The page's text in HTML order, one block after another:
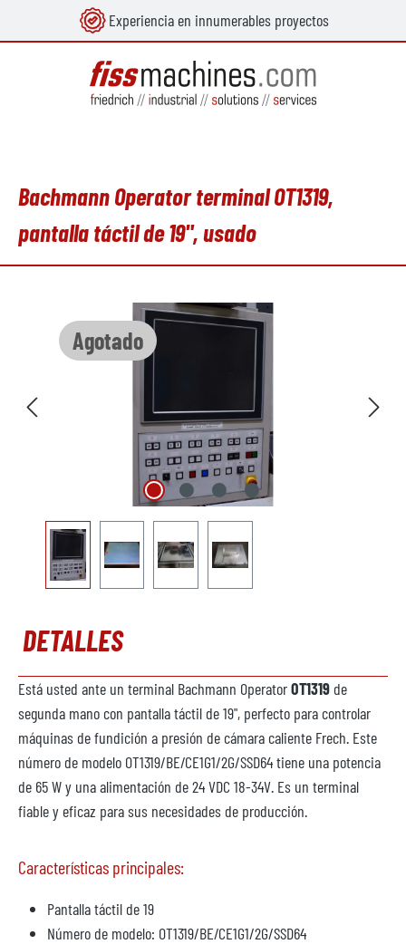
principal Experiencia en innumerables proyectos
Bachmann Operator terminal OT1319,
pantalla táctil de 19", usado
Agotado
Omitir galería de imágenes
DETALLES
Está usted ante un terminal Bachmann OperatorOT1319 de
segunda mano con pantalla táctil de 19", perfecto para controlar
máquinas de fundición a presión de cámara caliente Frech. Este
número de modelo OT1319/BE/CE1G1/2G/SSD64 tiene una potencia
de 65 W y una alimentación de 24 VDC 18-34V. Es un terminal
fiable y eficaz para sus necesidades de producción.
Características principales:
Pantalla táctil de 19
Número de modelo: OT1319/BE/CE1G1/2G/SSD64